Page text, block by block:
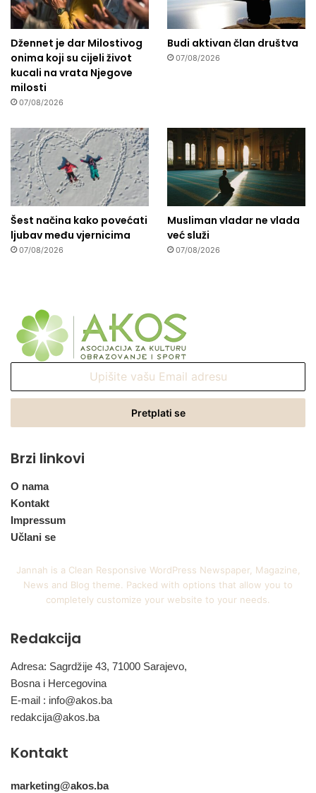
Džennet je dar Milostivog
onima koji su cijeli život
kucali na vrata Njegove
milosti
07/08/2026
Budi aktivan član društva
07/08/2026
Šest načina kako povećati
ljubav među vjernicima
07/08/2026
Musliman vladar ne vlada
već služi
07/08/2026
Email
Brzi linkovi
O nama
Kontakt
Impressum
Učlani se
Jannah is a Clean Responsive WordPress Newspaper, Magazine,
News and Blog theme. Packed with options that allow you to
completely customize your website to your needs.
Redakcija
Adresa: Sagrdžije 43, 71000 Sarajevo,
Bosna i Hercegovina
E-mail : info@akos.ba
redakcija@akos.ba
Kontakt
marketing@akos.ba